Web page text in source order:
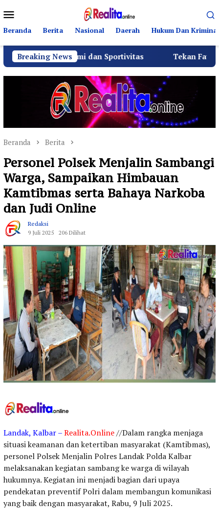
ke
kontenMobile
Beranda Berita Nasional Daerah Hukum Dan Kriminal
Breaking News
dan Sportivitas Tekan Fatalitas
Beranda Berita
Personel Polsek Menjalin Sambangi
Warga, Sampaikan Himbauan
Kamtibmas serta Bahaya Narkoba
dan Judi Online
Redaksi
9 Juli 2025
206 Dilihat
Landak, Kalbar –Realita.Online//Dalam rangka menjaga
situasi keamanan dan ketertiban masyarakat (Kamtibmas),
personel Polsek Menjalin Polres Landak Polda Kalbar
melaksanakan kegiatan sambang ke warga di wilayah
hukumnya. Kegiatan ini menjadi bagian dari upaya
pendekatan preventif Polri dalam membangun komunikasi
yang baik dengan masyarakat, Rabu, 9 Juli 2025.